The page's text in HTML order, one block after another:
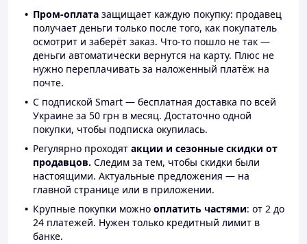
Пром-оплата защищает каждую покупку: продавец
получает деньги только после того, как покупатель
осмотрит и заберёт заказ. Что-то пошло не так —
деньги автоматически вернутся на карту. Плюс не
нужно переплачивать за наложенный платёж на
почте.
С подпиской Smart — бесплатная доставка по всей
Украине за 50 грн в месяц. Достаточно одной
покупки, чтобы подписка окупилась.
Регулярно проходят акции и сезонные скидки от
продавцов. Следим за тем, чтобы скидки были
настоящими. Актуальные предложения — на
главной странице или в приложении.
Крупные покупки можно оплатить частями: от 2 до
24 платежей. Нужен только кредитный лимит в
банке.